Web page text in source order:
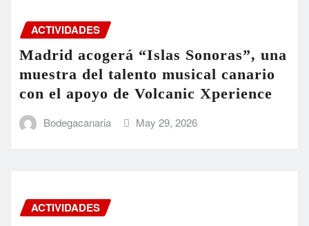
ACTIVIDADES
Madrid acogerá “Islas Sonoras”, una
muestra del talento musical canario
con el apoyo de Volcanic Xperience
Bodegacanaria May 29, 2026
ACTIVIDADES